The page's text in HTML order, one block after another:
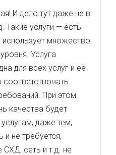
И дело тут даже не в
Такие услуги — есть
множество
Услуга
для всех услуг и её
При этом
качества будет
даже тем,
не требуется,
СХД, сеть и т.д. не